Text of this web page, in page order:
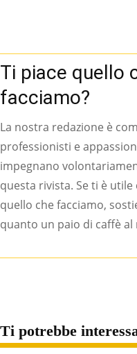
Ti piace quello
facciamo?
La nostra redazione è
professionisti e
impegnano
questa rivista. Se ti è
quello che facciamo,
quanto un paio di caffè al
Ti potrebbe